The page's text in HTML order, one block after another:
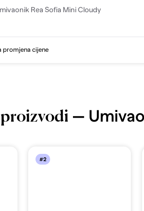
Rea Sofia Mini Cloudy
promjena cijene
—
#2